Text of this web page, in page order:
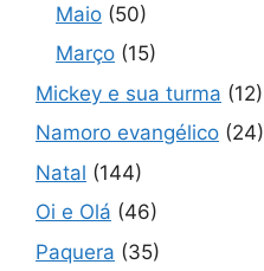
Maio (50)
Março (15)
Mickey e sua turma (12)
Namoro evangélico (24)
Natal (144)
Oi e Olá (46)
Paquera (35)